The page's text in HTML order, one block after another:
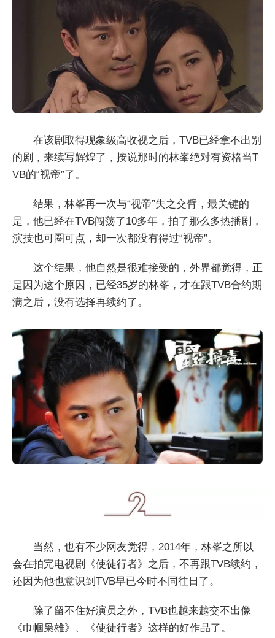
在该剧取得现象级高收视之后，TVB已经拿不出别
的剧，来续写辉煌了，按说那时的林峯绝对有资格当T
VB的“视帝”了。
结果，林峯再一次与“视帝”失之交臂，最关键的
是，他已经在TVB闯荡了10多年，拍了那么多热播剧，
演技也可圈可点，却一次都没有得过“视帝”。
这个结果，他自然是很难接受的，外界都觉得，正
是因为这个原因，已经35岁的林峯，才在跟TVB合约期
满之后，没有选择再续约了。
当然，也有不少网友觉得，2014年，林峯之所以
会在拍完电视剧《使徒行者》之后，不再跟TVB续约，
还因为他也意识到TVB早已今时不同往日了。
除了留不住好演员之外，TVB也越来越交不出像
《巾帼枭雄》、《使徒行者》这样的好作品了。